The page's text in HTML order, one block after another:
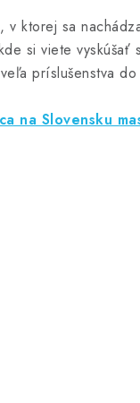
ktorej sa
si viete vyskúšať
príslušenstva do
na Slovensku